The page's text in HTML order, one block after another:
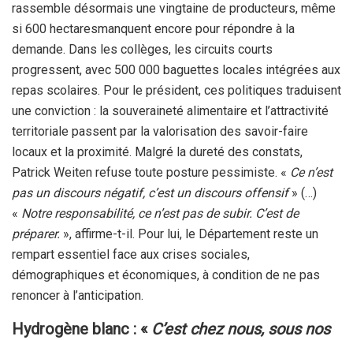
rassemble désormais une vingtaine de producteurs, même
si 600 hectaresmanquent encore pour répondre à la
demande. Dans les collèges, les circuits courts
progressent, avec 500 000 baguettes locales intégrées aux
repas scolaires. Pour le président, ces politiques traduisent
une conviction : la souveraineté alimentaire et l’attractivité
territoriale passent par la valorisation des savoir-faire
locaux et la proximité. Malgré la dureté des constats,
Patrick Weiten refuse toute posture pessimiste. « Ce n’est
pas un discours négatif, c’est un discours offensif» (…)
« Notre responsabilité, ce n’est pas de subir. C’est de
préparer. », affirme-t-il. Pour lui, le Département reste un
rempart essentiel face aux crises sociales,
démographiques et économiques, à condition de ne pas
renoncer à l’anticipation.
Hydrogène blanc : « C’est chez nous, sous nos